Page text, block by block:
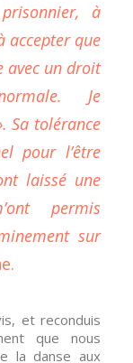
à
accepter que
avec un droit
Je
Sa tolérance
pour l’être
laissé une
permis
sur
et reconduis
que nous
la danse aux